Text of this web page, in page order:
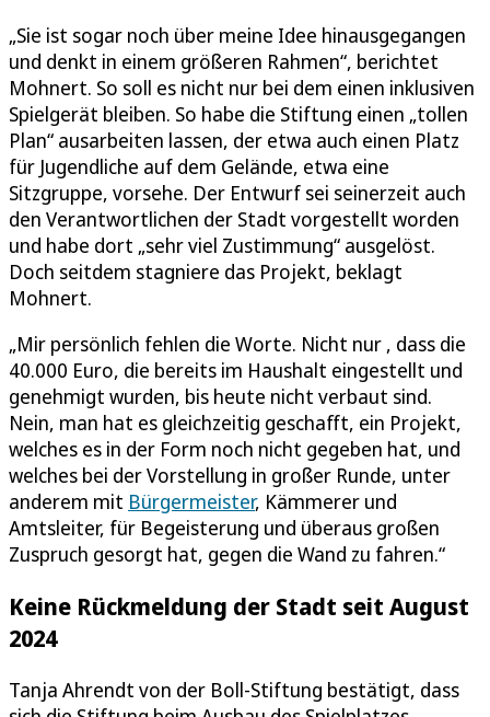
„Sie ist sogar noch über meine Idee hinausgegangen
und denkt in einem größeren Rahmen“, berichtet
Mohnert. So soll es nicht nur bei dem einen inklusiven
Spielgerät bleiben. So habe die Stiftung einen „tollen
Plan“ ausarbeiten lassen, der etwa auch einen Platz
für Jugendliche auf dem Gelände, etwa eine
Sitzgruppe, vorsehe. Der Entwurf sei seinerzeit auch
den Verantwortlichen der Stadt vorgestellt worden
und habe dort „sehr viel Zustimmung“ ausgelöst.
Doch seitdem stagniere das Projekt, beklagt
Mohnert.
„Mir persönlich fehlen die Worte. Nicht nur , dass die
40.000 Euro, die bereits im Haushalt eingestellt und
genehmigt wurden, bis heute nicht verbaut sind.
Nein, man hat es gleichzeitig geschafft, ein Projekt,
welches es in der Form noch nicht gegeben hat, und
welches bei der Vorstellung in großer Runde, unter
anderem mit Bürgermeister, Kämmerer und
Amtsleiter, für Begeisterung und überaus großen
Zuspruch gesorgt hat, gegen die Wand zu fahren.“
Keine Rückmeldung der Stadt seit August
2024
Tanja Ahrendt von der Boll-Stiftung bestätigt, dass